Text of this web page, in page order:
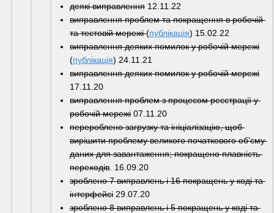
деякі виправлення 12.11.22
виправлення проблем та покращення в робочій
та тестовій мережі (публікація) 15.02.22
виправлення деяких помилок у робочій мережі
(публікація) 24.11.21
виправлення деяких помилок у робочій мережі
17.11.20
виправлення проблем з процесом реєстрації у
робочій мережі 07.11.20
перероблено загрузку та ініціалізацію, щоб
вирішити проблему великого початкового об'єму
даних для завантаження; покращено плавність
переходів . 16.09.20
зроблено 7 виправлень і 16 покращень у коді та
інтерфейсі 29.07.20
зроблено 8 виправлень і 5 покращень у коді та